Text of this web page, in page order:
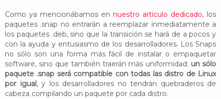
Como ya mencionábamos en nuestro artículo dedicado, los
paquetes .snap no entrarán a reemplazar inmediatamente a
los paquetes .deb, sino que la transición se hará de a pocos y
con la ayuda y entusiasmo de los desarrolladores. Los Snaps
no sólo son una forma más fácil de instalar o empaquetar
software, sino que también traerán más uniformidad: un sólo
paquete .snap será compatible con todas las distro de Linux
por igual , y los desarrolladores no tendrán quebraderos de
cabeza compilando un paquete por cada distro.